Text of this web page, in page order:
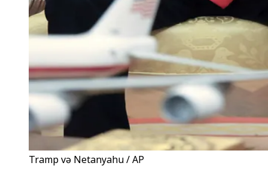
Tramp və Netanyahu / AP